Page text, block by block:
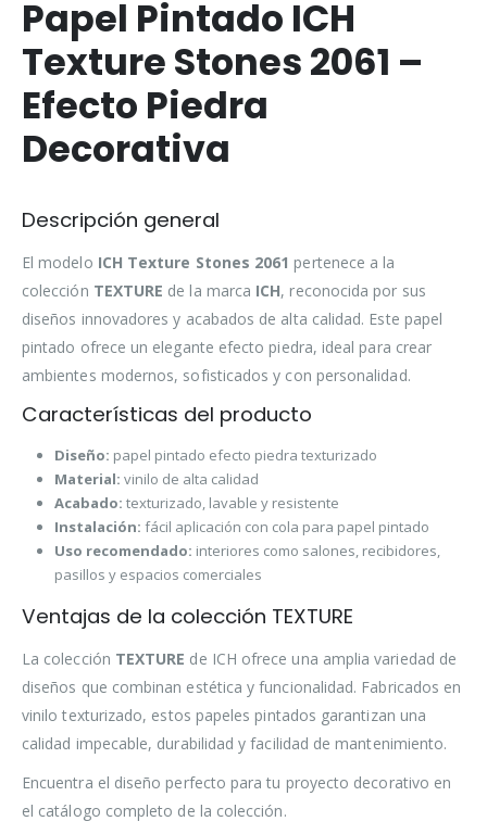
Papel Pintado ICH
Texture Stones 2061 –
Efecto Piedra
Decorativa
Descripción general
El modelo ICH Texture Stones 2061 pertenece a la
colección TEXTURE de la marca ICH, reconocida por sus
diseños innovadores y acabados de alta calidad. Este papel
pintado ofrece un elegante efecto piedra, ideal para crear
ambientes modernos, sofisticados y con personalidad.
Características del producto
Diseño: papel pintado efecto piedra texturizado
Material: vinilo de alta calidad
Acabado: texturizado, lavable y resistente
Instalación: fácil aplicación con cola para papel pintado
Uso recomendado: interiores como salones, recibidores,
pasillos y espacios comerciales
Ventajas de la colección TEXTURE
La colección TEXTURE de ICH ofrece una amplia variedad de
diseños que combinan estética y funcionalidad. Fabricados en
vinilo texturizado, estos papeles pintados garantizan una
calidad impecable, durabilidad y facilidad de mantenimiento.
Encuentra el diseño perfecto para tu proyecto decorativo en
el catálogo completo de la colección.